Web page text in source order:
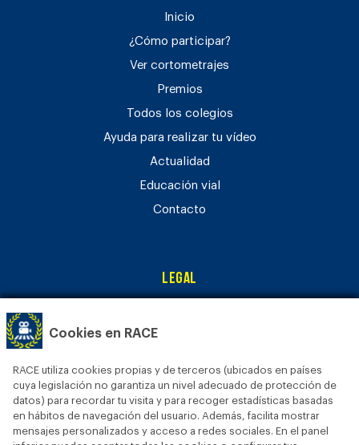
Cookies en RACE
RACE utiliza cookies propias y de terceros (ubicados en países
cuya legislación no garantiza un nivel adecuado de protección de
datos) para recordar tu visita y para recoger estadísticas basadas
en hábitos de navegación del usuario. Además, facilita mostrar
mensajes personalizados y acceso a redes sociales. En el panel
Inicio
¿Cómo participar?
Ver cortometrajes
Premios
Todos los colegios
Ayuda para realizar tu vídeo
Actualidad
Educación vial
Contacto
Legal
Política de privacidad
Bases legales